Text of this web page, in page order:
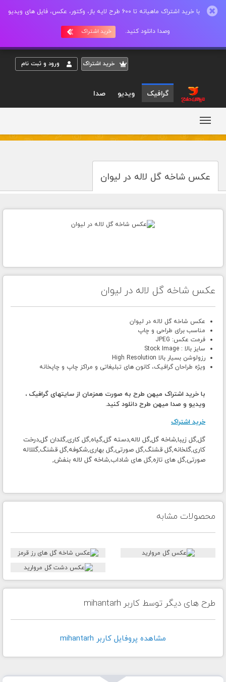
با خرید اشتراک ماهیانه تا 600 طرح لایه باز، وکتور، عکس، فایل های ویدیو
وصدا دانلود کنید. خرید اشتراک
خريد اشتراک ورود و ثبت نام
گرافیک ویدیو صدا
عکس شاخه گل لاله در لیوان
عکس شاخه گل لاله در لیوان
عکس شاخه گل لاله در لیوان
مناسب برای طراحی و چاپ
فرمت عکس: JPEG
سایز بالا : Stock Image
رزولوشن بسیار بالا High Resolution
ویژه طراحان گرافیک، کانون های تبلیغاتی و مراکز چاپ و چاپخانه
با خرید اشتراک میهن طرح به صورت همزمان از سایتهای گرافیک ،
ویدیو و صدا میهن طرح دانلود کنید.
خرید اشتراک
گل,گل زیبا,شاخه گل,گل لاله,دسته گل,گیاه,گل کاری,گلدان گل,درخت
کاری,گلخانه,گل قشنگ,گل صورتی,گل بهاری,شکوفه,گل قشنگ,گللاله
صورتی,گل های تازه,گل های شاداب,شاخه گل لاله بنفش,
محصولات مشابه
طرح های دیگر توسط کاربر mihantarh
مشاهده پروفايل کاربر mihantarh